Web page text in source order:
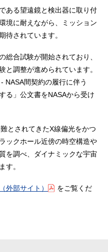
ある望遠鏡と検出器に取り付
境に耐えながら、ミッション
待されています。
総合試験が開始されており、
と調整が進められています。
NASA間契約の履行に伴う
る」公文書をNASAから受け
とされてきたX線偏光をかつ
ックホール近傍の時空構造や
を調べ、ダイナミックな宇宙
す。
外部サイト）
をご覧くだ